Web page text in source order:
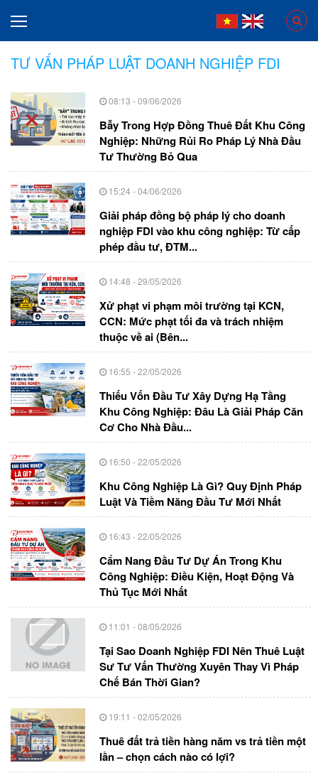
TƯ VẤN PHÁP LUẬT DOANH NGHIỆP FDI
08:13 - 09/06/2026
Bẫy Trong Hợp Đồng Thuê Đất Khu Công
Nghiệp: Những Rủi Ro Pháp Lý Nhà Đầu
Tư Thường Bỏ Qua
15:24 - 04/06/2026
Giải pháp đồng bộ pháp lý cho doanh
nghiệp FDI vào khu công nghiệp: Từ cấp
phép đầu tư, ĐTM...
14:48 - 29/05/2026
Xử phạt vi phạm môi trường tại KCN,
CCN: Mức phạt tối đa và trách nhiệm
thuộc về ai (Bên...
16:55 - 22/05/2026
Thiếu Vốn Đầu Tư Xây Dựng Hạ Tầng
Khu Công Nghiệp: Đâu Là Giải Pháp Căn
Cơ Cho Nhà Đầu...
16:50 - 22/05/2026
Khu Công Nghiệp Là Gì? Quy Định Pháp
Luật Và Tiềm Năng Đầu Tư Mới Nhất
16:43 - 22/05/2026
Cẩm Nang Đầu Tư Dự Án Trong Khu
Công Nghiệp: Điều Kiện, Hoạt Động Và
Thủ Tục Mới Nhất
11:01 - 08/05/2026
Tại Sao Doanh Nghiệp FDI Nên Thuê Luật
Sư Tư Vấn Thường Xuyên Thay Vì Pháp
Chế Bán Thời Gian?
19:11 - 02/05/2026
Thuê đất trả tiền hàng năm vs trả tiền một
lần – chọn cách nào có lợi?